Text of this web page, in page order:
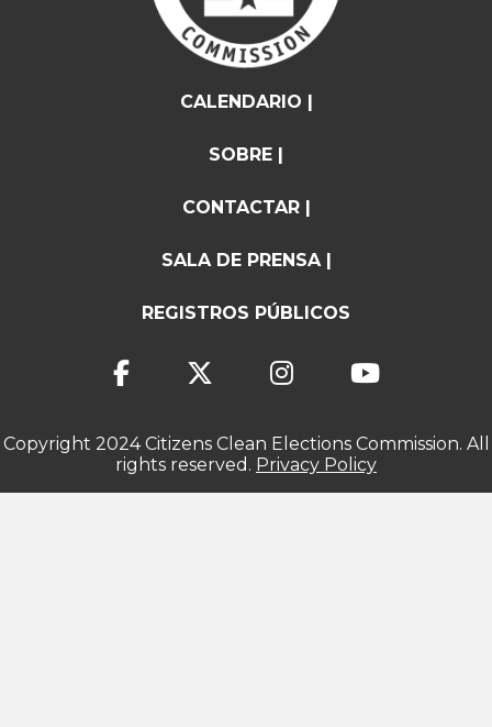
CALENDARIO |
SOBRE |
CONTACTAR |
SALA DE PRENSA |
REGISTROS PÚBLICOS
Copyright 2024 Citizens Clean Elections Commission. All
rights reserved. Privacy Policy